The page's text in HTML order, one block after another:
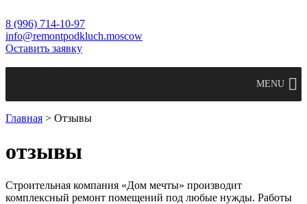
8 (996) 714-10-97
info@remontpodkluch.moscow
Оставить заявку
MENU
Главная > Отзывы
отзывы
Строительная компания «Дом мечты» производит
комплексный ремонт помещений под любые нужды. Работы